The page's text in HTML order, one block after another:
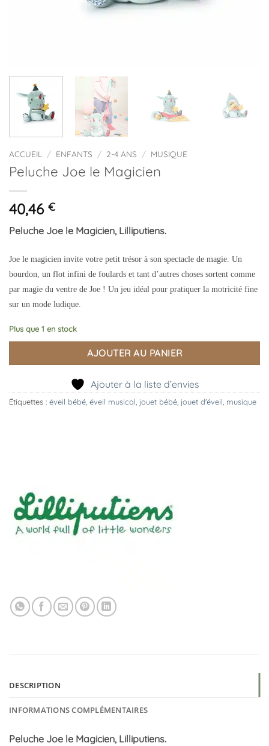
ACCUEIL / ENFANTS / 2-4 ANS / MUSIQUE
Peluche Joe le Magicien
40,46 €
Peluche Joe le Magicien, Lilliputiens.
Joe le magicien invite votre petit trésor à son spectacle de magie. Un
bourdon, un flot infini de foulards et tant d’autres choses sortent comme
par magie du ventre de Joe ! Un jeu idéal pour pratiquer la motricité fine
sur un mode ludique.
Plus que 1 en stock
AJOUTER AU PANIER
Ajouter à la liste d’envies
Étiquettes : éveil bébé, éveil musical, jouet bébé, jouet d'éveil, musique
DESCRIPTION
INFORMATIONS COMPLÉMENTAIRES
Peluche Joe le Magicien, Lilliputiens.